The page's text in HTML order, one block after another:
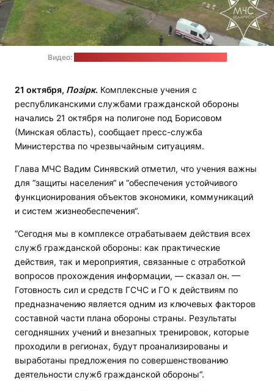
Видео:
21 октября, Позірк. Комплексные учения с
республиканскими службами гражданской обороны
начались 21 октября на полигоне под Борисовом
(Минская область), сообщает пресс-служба
Министерства по чрезвычайным ситуациям.
Глава МЧС Вадим Синявский отметил, что учения важны
для “защиты населения“ и “обеспечения устойчивого
функционирования объектов экономики, коммуникаций
и систем жизнеобеспечения“.
“Сегодня мы в комплексе отрабатываем действия всех
служб гражданской обороны: как практические
действия, так и мероприятия, связанные с отработкой
вопросов прохождения информации, — сказал он. —
Готовность сил и средств ГСЧС и ГО к действиям по
предназначению является одним из ключевых факторов
составной части плана обороны страны. Результаты
сегодняшних учений и внезапных тренировок, которые
проходили в регионах, будут проанализированы и
выработаны предложения по совершенствованию
деятельности служб гражданской обороны“.